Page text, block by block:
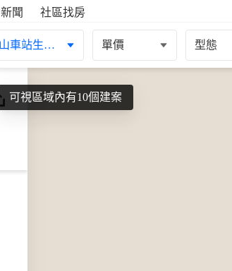
新聞 社區找房
冬山車站生活圈 單價 型態